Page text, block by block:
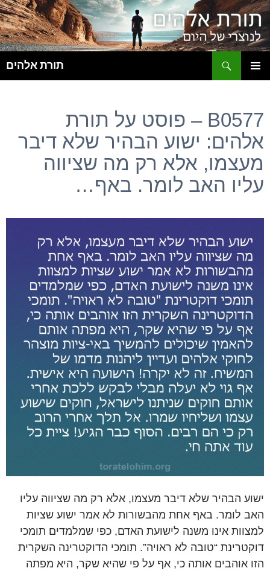
תורת אלהים
B0577 – פוסט על תורת
אלהים: ישוע הבהיר שלא דיבר
מעצמו, אלא רק מה שציווה
עליו האב לומר. באף…
ישוע הבהיר שלא דיבר מעצמו, אלא רק מה שציווה עליו
האב לומר. באף אחת מהבשורות לא אמר ישוע שציות
למצוות אינו משנה לישועת האדם, כפי שמלמדים תומכי
דוקטרינת “טובה לא ראויה”. תומכי הדוקטרינה השקרית
הזו אוהבים אותה כי, אף על פי שהיא שקר, היא מפתה